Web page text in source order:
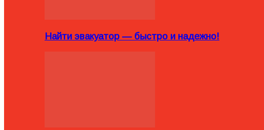
Найти эвакуатор — быстро и надежно!